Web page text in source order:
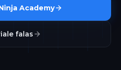
Academy
falas